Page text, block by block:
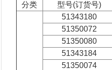
分类 型号(订货号)
51343180
51350072
51350080
51343184
51350074